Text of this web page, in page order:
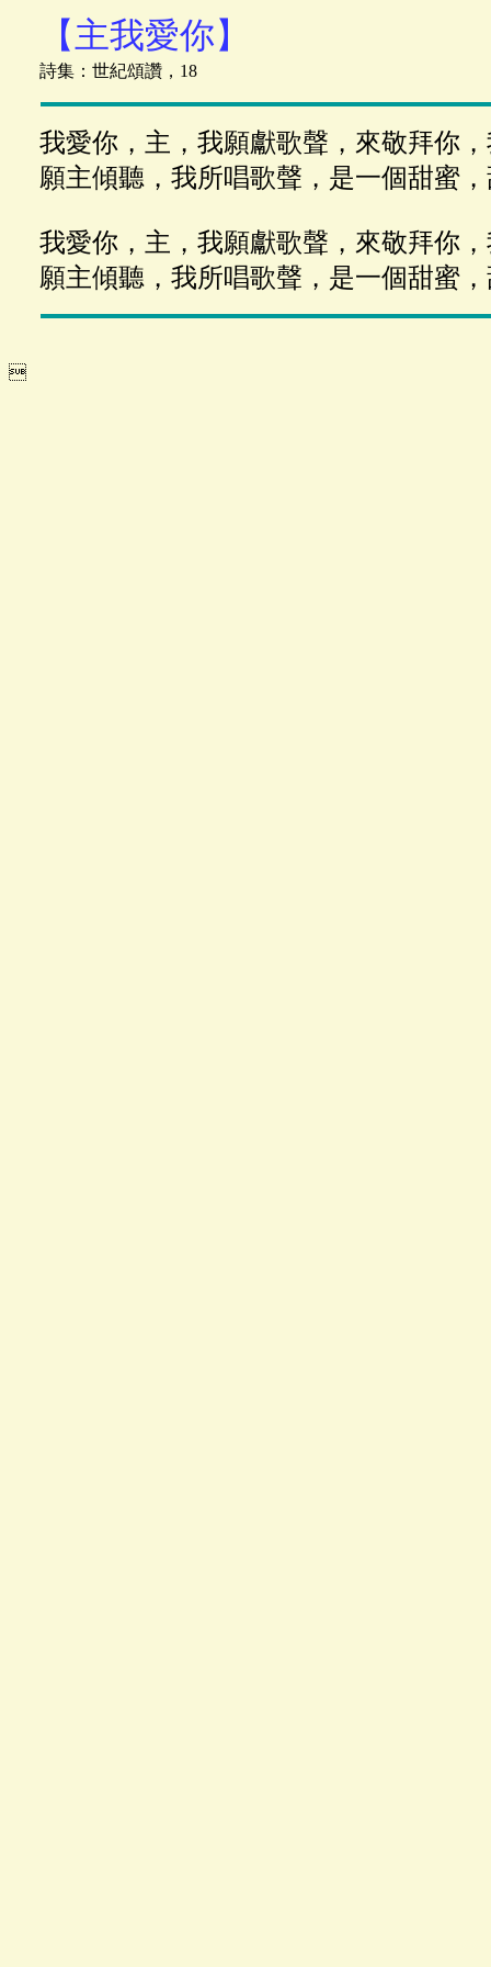
【主我愛你】
詩集：世紀頌讚，18
我愛你，主，我願獻歌聲，來敬拜你
願主傾聽，我所唱歌聲，是一個甜蜜
我愛你，主，我願獻歌聲，來敬拜你
願主傾聽，我所唱歌聲，是一個甜蜜
